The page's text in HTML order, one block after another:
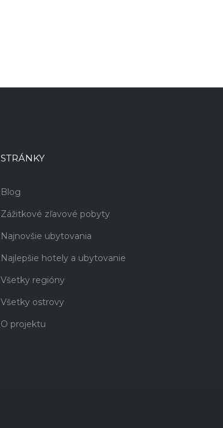
STRÁNKY
Blog
Zážitkové zľavové pobyty
Najnovšie ubytovania
Najlepšie hotely a ubytovanie
Všetky regióny
Všetky ostrovy
O projektu